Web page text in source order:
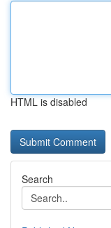
HTML is disabled
Search